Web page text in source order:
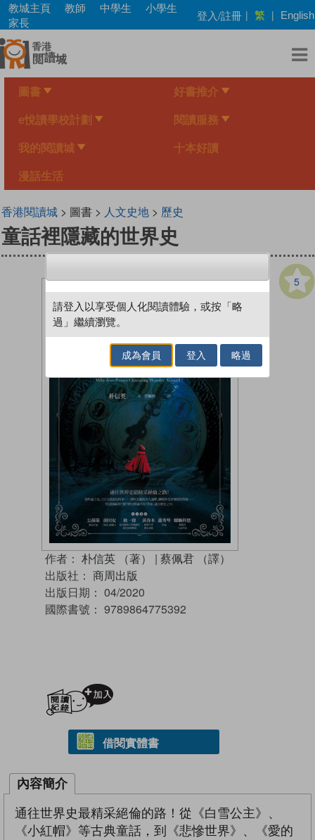
Skip
main
content
教城主頁 教師 中學生
小學生
家長
登入/註冊 | 繁 | English
圖書 好書推介
e悅讀學校計劃 閱讀服務
我的閱讀城 十本好讀
漫話生活
香港閱讀城> 圖書 > 人文史地> 歷史
童話裡隱藏的世界史
5
作者： 朴信英 （著） | 蔡佩君 （譯）
出版社： 商周出版
出版日期： 04/2020
國際書號： 9789864775392
借閱實體書
內容簡介
通往世界史最精采絕倫的路！從《白雪公主》、
《小紅帽》等古典童話，到《悲慘世界》、《愛的
請登入以享受個人化閱讀體驗，或按「略
過」繼續瀏覽。
成為會員 登入 略過